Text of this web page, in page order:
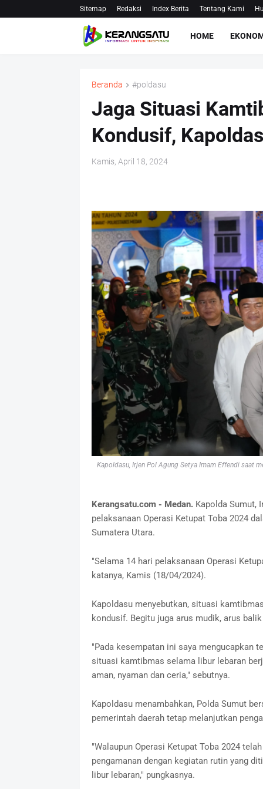
Sitemap Redaksi Index Berita Tentang Kami
HOME
Beranda #poldasu
Jaga Situasi
Kondusif,
Kamis, April 18, 2024
Kapoldasu, Irjen Pol Agung Setya Imam Effendi saat
Kerangsatu.com - Medan. Kapolda Sumut,
pelaksanaan Operasi Ketupat Toba 2024
Sumatera Utara.
"Selama 14 hari pelaksanaan Operasi
katanya, Kamis (18/04/2024).
Kapoldasu menyebutkan, situasi
kondusif. Begitu juga arus mudik, arus
"Pada kesempatan ini saya mengucapkan
situasi kamtibmas selama libur lebaran
aman, nyaman dan ceria," sebutnya.
Kapoldasu menambahkan, Polda Sumut
pemerintah daerah tetap melanjutkan
"Walaupun Operasi Ketupat Toba 2024
pengamanan dengan kegiatan rutin yang
libur lebaran," pungkasnya.